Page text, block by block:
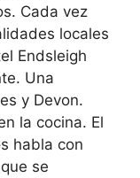
Cada vez
locales
Endsleigh
Una
y Devon.
la cocina. El
habla con
se